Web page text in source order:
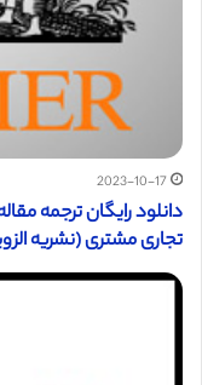
2023-10-17
دانلود رایگان ترجمه
تجاری مشتری (نشریه الزویر